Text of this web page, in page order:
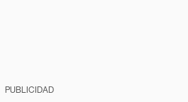
PUBLICIDAD